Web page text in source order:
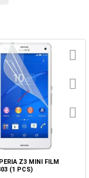
Z3 MINI FILM
(1 PCS)